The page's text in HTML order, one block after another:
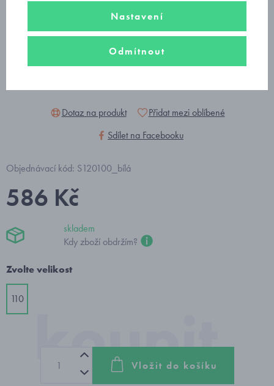
Dotaz na produkt
Přidat mezi oblíbené
Sdílet na Facebooku
Objednávací kód: S120100_bílá
586 Kč
skladem
Kdy zboží obdržím?
Zvolte velikost
110
Vložit do košíku
Nastavení
Odmítnout